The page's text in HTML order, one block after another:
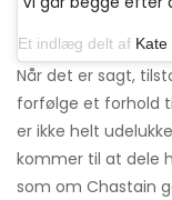
Et indlæg delt af Kate
Når det er sagt,
forfølge et forhold
er ikke helt
kommer til at dele
som om Chastain